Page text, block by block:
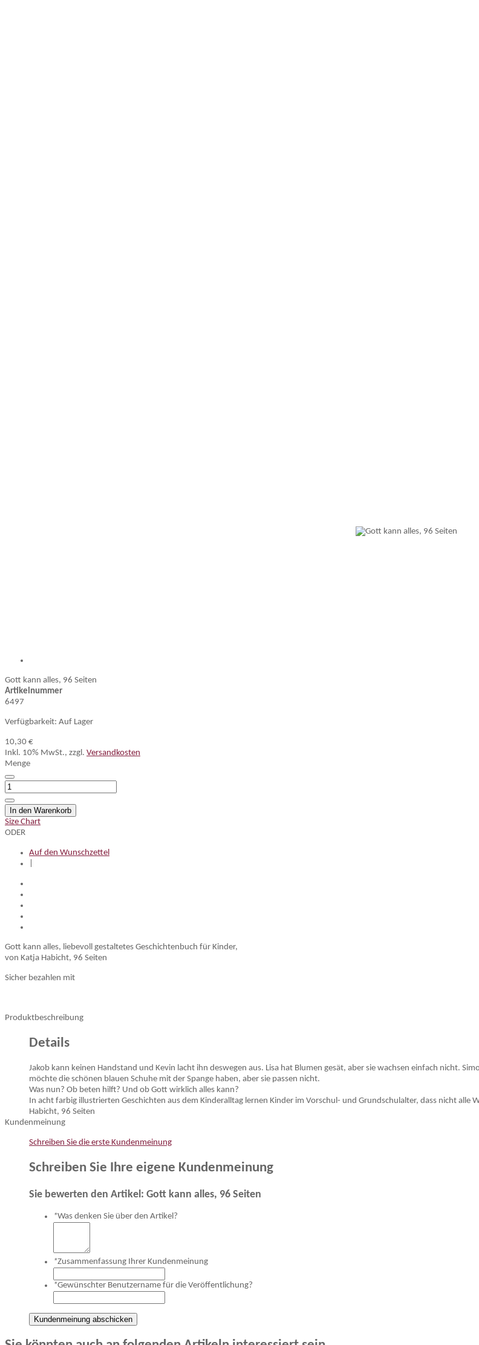
Gott kann alles, 96 Seiten
Artikelnummer
6497
Verfügbarkeit: Auf Lager
10,30 €
Inkl. 10% MwSt., zzgl. Versandkosten
Menge
In den Warenkorb
Size Chart
ODER
Auf den Wunschzettel
Gott kann alles, liebevoll gestaltetes Geschichtenbuch für Kinder,
von Katja Habicht, 96 Seiten
Sicher bezahlen mit
Produktbeschreibung
Details
Jakob kann keinen Handstand und Kevin lacht ihn deswegen aus. Lisa hat Blumen gesät, aber sie wachsen einfach nicht.
möchte die schönen blauen Schuhe mit der Spange haben, aber sie passen nicht.
Was nun? Ob beten hilft? Und ob Gott wirklich alles kann?
In acht farbig illustrierten Geschichten aus dem Kinderalltag lernen Kinder im Vorschul- und Grundschulalter, dass nicht
Habicht, 96 Seiten
Kundenmeinung
Schreiben Sie die erste Kundenmeinung
Schreiben Sie Ihre eigene Kundenmeinung
Sie bewerten den Artikel: Gott kann alles, 96 Seiten
*Was denken Sie über den Artikel?
*Zusammenfassung Ihrer Kundenmeinung
*Gewünschter Benutzername für die Veröffentlichung?
Kundenmeinung abschicken